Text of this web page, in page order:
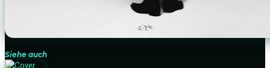
Siehe auch